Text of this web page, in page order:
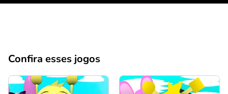
Confira esses jogos